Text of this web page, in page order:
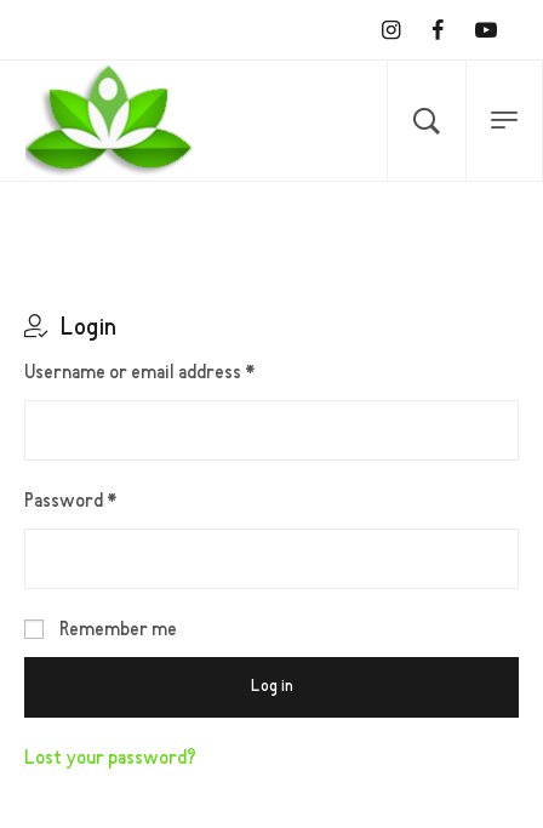
Login
Username or email address *
Password *
Remember me
Log in
Lost your password?